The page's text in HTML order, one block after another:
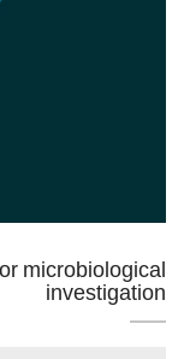
microbiological
investigation